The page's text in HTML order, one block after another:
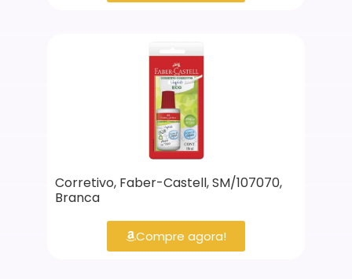
Corretivo, Faber-Castell, SM/107070,
Branca
Compre agora!